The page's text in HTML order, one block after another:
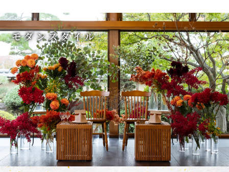
モダンスタイル